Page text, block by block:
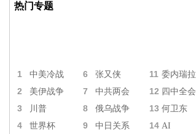
热门专题
1 中美冷战 6 张又侠 11 委内瑞拉
2 美伊战争 7 中共两会 12 四中全会
3 川普 8 俄乌战争 13 何卫东
4 世界杯 9 中日关系 14 AI